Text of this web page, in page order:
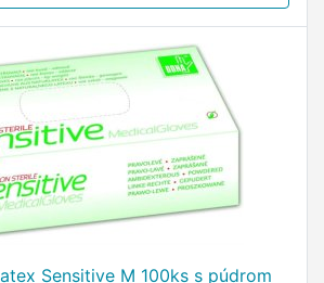
Sensitive M 100ks s púdrom